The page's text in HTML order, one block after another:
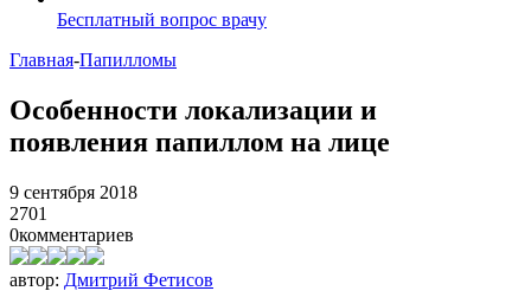
Бесплатный вопрос врачу
Главная-Папилломы
Особенности локализации и
появления папиллом на лице
9 сентября 2018
2701
0комментариев
автор: Дмитрий Фетисов